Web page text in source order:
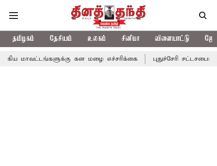
தமிழகம் தேசியம் உலகம் சினிமா விளையாட்டு
கன மழை எச்சரிக்கை புதுச்சேரி சட்டசபையில் வரும்